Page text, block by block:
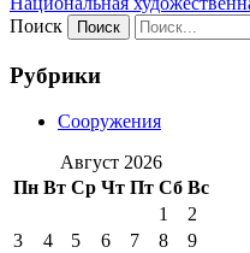
Поиск
Рубрики
Сооружения
Август 2026
Пн Вт Ср Чт Пт Сб Вс
1
2
3
4 5 6 7 8
9